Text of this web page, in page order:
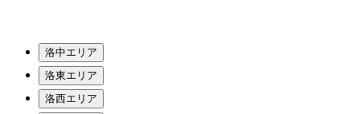
洛中エリア
洛東エリア
洛西エリア